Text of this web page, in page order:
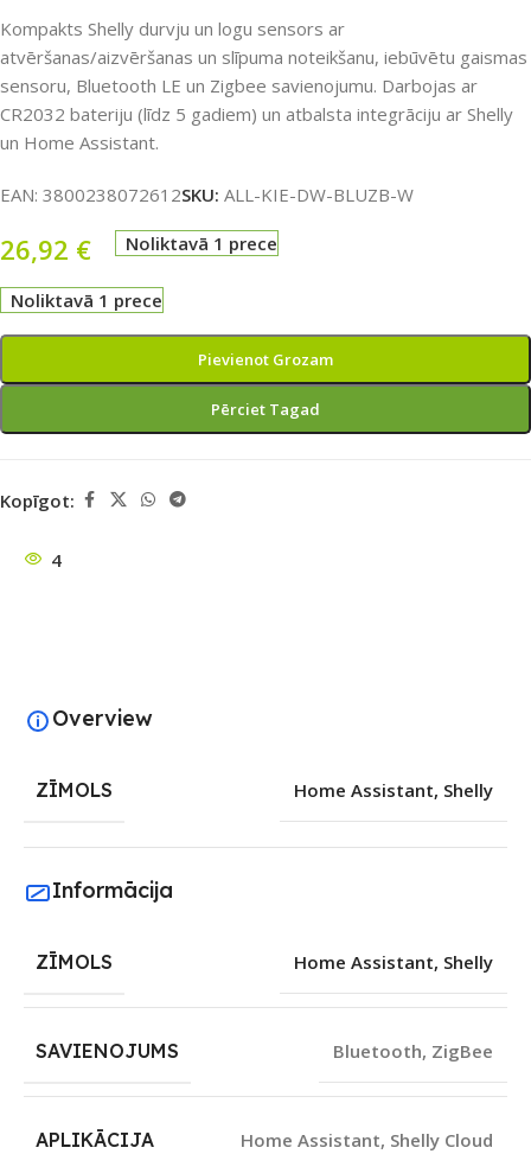
Kompakts Shelly durvju un logu sensors ar
atvēršanas/aizvēršanas un slīpuma noteikšanu, iebūvētu gaismas
sensoru, Bluetooth LE un Zigbee savienojumu. Darbojas ar
CR2032 bateriju (līdz 5 gadiem) un atbalsta integrāciju ar Shelly
un Home Assistant.
EAN: 3800238072612SKU: ALL-KIE-DW-BLUZB-W
26,92 € Noliktavā 1 prece
Noliktavā 1 prece
Pievienot Grozam
Pērciet Tagad
Kopīgot:
4
Overview
ZĪMOLS Home Assistant, Shelly
Informācija
ZĪMOLS Home Assistant, Shelly
SAVIENOJUMS Bluetooth, ZigBee
APLIKĀCIJA Home Assistant, Shelly Cloud